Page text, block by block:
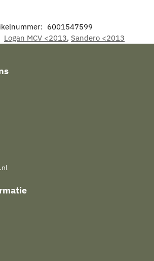
6001547599
Logan MCV <2013, Sandero <2013